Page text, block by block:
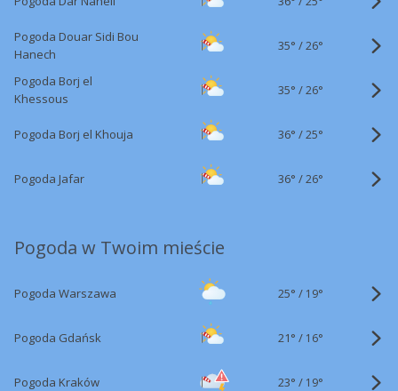
Pogoda Douar Sidi Bou
Hanech
35° /26°
Pogoda Borj el
Khessous
35° /26°
Pogoda Borj el Khouja 36° /25°
Pogoda Jafar 36° /26°
Pogoda w Twoim mieście
Pogoda Warszawa 25° / 19°
Pogoda Gdańsk 21° / 16°
Pogoda Kraków 23° / 19°